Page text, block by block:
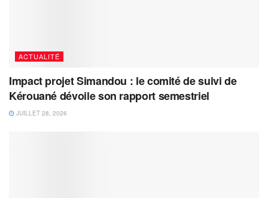
ACTUALITÉ
Impact projet Simandou : le comité de suivi de
Kérouané dévoile son rapport semestriel
JUILLET 28, 2026